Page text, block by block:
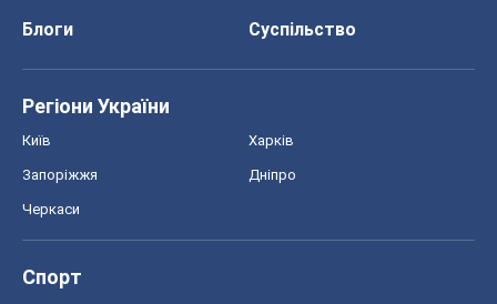
Блоги
Суспільство
Регіони України
Київ Харків
Запоріжжя Дніпро
Черкаси
Спорт